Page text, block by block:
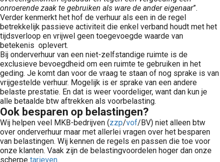
onroerende zaak te gebruiken als ware de ander eigenaar”.
Verder kenmerkt het hof de verhuur als een in de regel
betrekkelijk passieve activiteit die enkel verband houdt met het
tijdsverloop en vrijwel geen toegevoegde waarde van
betekenis oplevert.
Bij onderverhuur van een niet-zelfstandige ruimte is de
exclusieve bevoegdheid om een ruimte te gebruiken in het
geding. Je komt dan voor de vraag te staan of nog sprake is van
vrijgestelde verhuur. Mogelijk is er sprake van een andere
belaste prestatie. En dat is weer voordeliger, want dan kun je
alle betaalde btw aftrekken als voorbelasting.
Ook besparen op belastingen?
Wij helpen veel MKB-bedrijven (zzp/vof/BV) niet alleen btw
over onderverhuur maar met allerlei vragen over het besparen
van belastingen. Wij kennen de regels en passen die toe voor
onze klanten. Vaak zijn de belastingvoordelen hoger dan onze
scherpe tarieven.